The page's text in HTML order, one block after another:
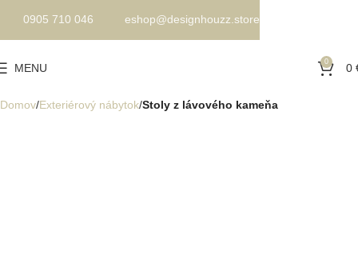
MENU 0 0
Domov Exteriérový nábytok Stoly z lávového kameňa
0905 710 046 eshop@designhouzz.store